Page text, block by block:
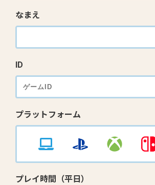
なまえ
ID
プラットフォーム
プレイ時間（平日）